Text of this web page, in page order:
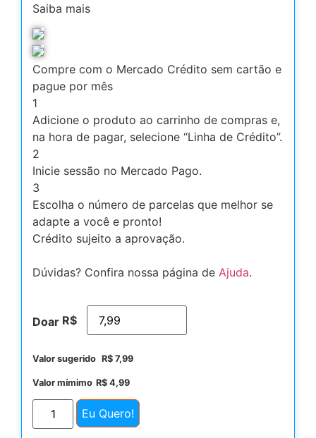
Saiba mais
Compre com o Mercado Crédito sem cartão e
pague por mês
1
Adicione o produto ao carrinho de compras e,
na hora de pagar, selecione “Linha de Crédito”.
2
Inicie sessão no Mercado Pago.
3
Escolha o número de parcelas que melhor se
adapte a você e pronto!
Crédito sujeito a aprovação.
Dúvidas? Confira nossa página de Ajuda.
Doar R$
Valor sugerido R$ 7,99
Valor mímimo R$ 4,99
Eu Quero!